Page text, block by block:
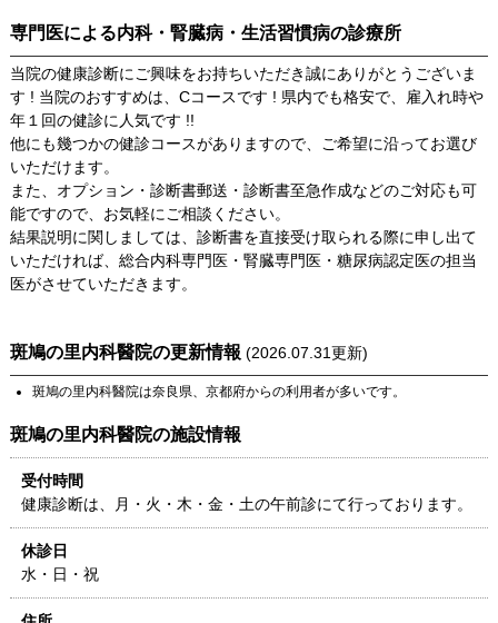
専門医による内科・腎臓病・生活習慣病の診療所
当院の健康診断にご興味をお持ちいただき誠にありがとうございま
す ! 当院のおすすめは、Cコースです ! 県内でも格安で、雇入れ時や
年１回の健診に人気です !!
他にも幾つかの健診コースがありますので、ご希望に沿ってお選び
いただけます。
また、オプション・診断書郵送・診断書至急作成などのご対応も可
能ですので、お気軽にご相談ください。
結果説明に関しましては、診断書を直接受け取られる際に申し出て
いただければ、総合内科専門医・腎臓専門医・糖尿病認定医の担当
医がさせていただきます。
斑鳩の里内科醫院の更新情報 (2026.07.31更新)
斑鳩の里内科醫院は奈良県、 京都府からの利用者が多いです。
斑鳩の里内科醫院の施設情報
受付時間
健康診断は、月・火・木・金・土の午前診にて行っております。
休診日
水・日・祝